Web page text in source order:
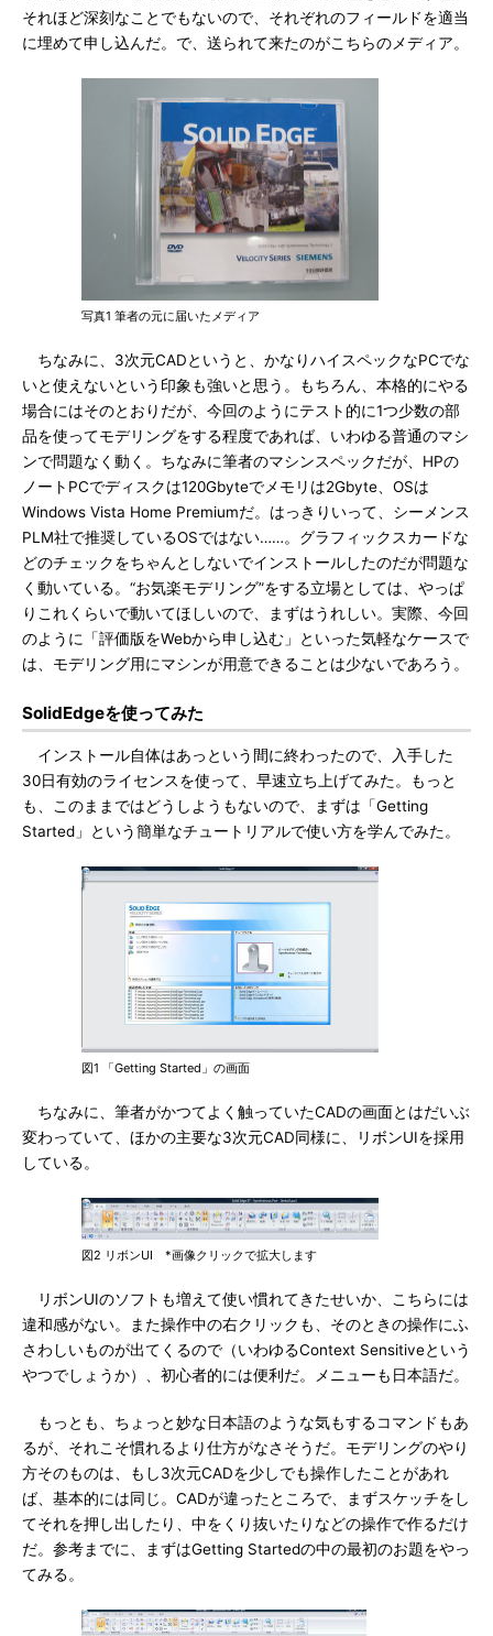
それほど深刻なことでもないので、それぞれのフィールドを適当
に埋めて申し込んだ。で、送られて来たのがこちらのメディア。
写真1 筆者の元に届いたメディア
ちなみに、3次元CADというと、かなりハイスペックなPCでな
いと使えないという印象も強いと思う。もちろん、本格的にやる
場合にはそのとおりだが、今回のようにテスト的に1つ少数の部
品を使ってモデリングをする程度であれば、いわゆる普通のマシ
ンで問題なく動く。ちなみに筆者のマシンスペックだが、HPの
ノートPCでディスクは120Gbyteでメモリは2Gbyte、OSは
Windows Vista Home Premiumだ。はっきりいって、シーメンス
PLM社で推奨しているOSではない……。グラフィックスカードな
どのチェックをちゃんとしないでインストールしたのだが問題な
く動いている。“お気楽モデリング”をする立場としては、やっぱ
りこれくらいで動いてほしいので、まずはうれしい。実際、今回
のように「評価版をWebから申し込む」といった気軽なケースで
は、モデリング用にマシンが用意できることは少ないであろう。
SolidEdgeを使ってみた
インストール自体はあっという間に終わったので、入手した
30日有効のライセンスを使って、早速立ち上げてみた。もっと
も、このままではどうしようもないので、まずは「Getting
Started」という簡単なチュートリアルで使い方を学んでみた。
図1 「Getting Started」の画面
ちなみに、筆者がかつてよく触っていたCADの画面とはだいぶ
変わっていて、ほかの主要な3次元CAD同様に、リボンUIを採用
している。
図2 リボンUI *画像クリックで拡大します
リボンUIのソフトも増えて使い慣れてきたせいか、こちらには
違和感がない。また操作中の右クリックも、そのときの操作にふ
さわしいものが出てくるので（いわゆるContext Sensitiveという
やつでしょうか）、初心者的には便利だ。メニューも日本語だ。
もっとも、ちょっと妙な日本語のような気もするコマンドもあ
るが、それこそ慣れるより仕方がなさそうだ。モデリングのやり
方そのものは、もし3次元CADを少しでも操作したことがあれ
ば、基本的には同じ。CADが違ったところで、まずスケッチをし
てそれを押し出したり、中をくり抜いたりなどの操作で作るだけ
だ。参考までに、まずはGetting Startedの中の最初のお題をやっ
てみる。